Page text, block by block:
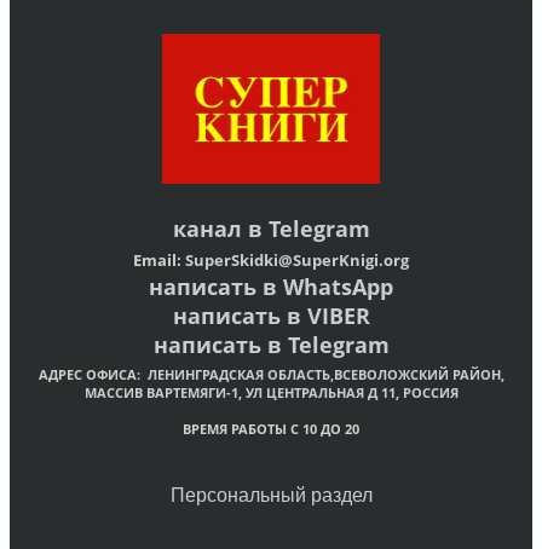
канал в Telegram
Email: SuperSkidki@SuperKnigi.org
написать в WhatsApp
написать в VIBER
написать в Telegram
АДРЕС ОФИСА: ЛЕНИНГРАДСКАЯ ОБЛАСТЬ,ВСЕВОЛОЖСКИЙ РАЙОН,
МАССИВ ВАРТЕМЯГИ-1, УЛ ЦЕНТРАЛЬНАЯ Д 11, РОССИЯ
ВРЕМЯ РАБОТЫ С 10 ДО 20
Персональный раздел